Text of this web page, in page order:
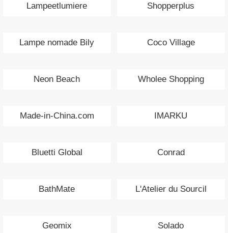
Lampeetlumiere Shopperplus
Lampe nomade Bily Coco Village
Neon Beach Wholee Shopping
Made-in-China.com IMARKU
Bluetti Global Conrad
BathMate L'Atelier du Sourcil
Geomix Solado